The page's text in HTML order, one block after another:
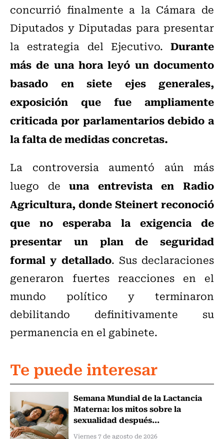
concurrió finalmente a la Cámara de
Diputados y Diputadas para presentar
la estrategia del Ejecutivo. Durante
más de una hora leyó un documento
basado en siete ejes generales,
exposición que fue ampliamente
criticada por parlamentarios debido a
la falta de medidas concretas.
La controversia aumentó aún más
luego deuna entrevista en Radio
Agricultura, donde Steinert reconoció
que no esperaba la exigencia de
presentar un plan de seguridad
formal y detallado. Sus declaraciones
generaron fuertes reacciones en el
mundo político y terminaron
debilitando definitivamente su
permanencia en el gabinete.
Te puede interesar
Semana Mundial de la Lactancia
Materna: los mitos sobre la
sexualidad después...
Viernes 7 de agosto de 2026